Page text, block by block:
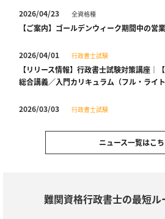
2026/04/23 全資格種
【ご案内】ゴールデンウィーク期間中の営
2026/04/01 行政書士試験
【リリース情報】行政書士試験対策講座｜
総合講義／入門カリキュラム（フル・ライト
2026/03/03 行政書士試験
2025/10/14 行政書士試験
ニュース一覧はこ
難関資格行政書士の最短ル